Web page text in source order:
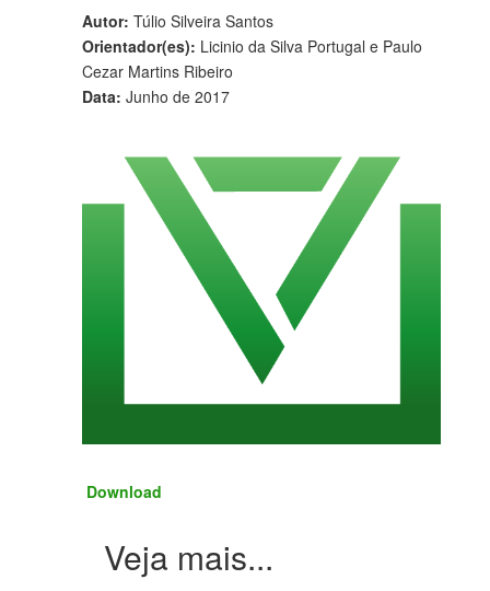
Autor: Túlio Silveira Santos
Orientador(es): Licinio da Silva Portugal e Paulo
Cezar Martins Ribeiro
Data: Junho de 2017
Download